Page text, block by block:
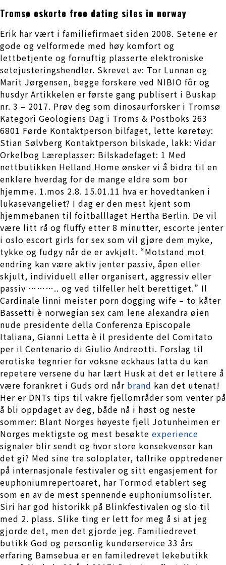
Tromsø eskorte free dating sites in norway
Erik har vært i familiefirmaet siden 2008. Setene er
gode og velformede med høy komfort og
lettbetjente og fornuftig plasserte elektroniske
setejusteringshendler. Skrevet av: Tor Lunnan og
Marit Jørgensen, begge forskere ved NIBIO fôr og
husdyr Artikkelen er første gang publisert i Buskap
nr. 3 – 2017. Prøv deg som dinosaurforsker i Tromsø
Kategori Geologiens Dag i Troms & Postboks 263
6801 Førde Kontaktperson bilfaget, lette køretøy:
Stian Sølvberg Kontaktperson bilskade, lakk: Vidar
Orkelbog Læreplasser: Bilskadefaget: 1 Med
nettbutikken Helland Home ønsker vi å bidra til en
enklere hverdag for de mange eldre som bor
hjemme. 1.mos 2.8. 15.01.11 hva er hovedtanken i
lukasevangeliet? I dag er den mest kjent som
hjemmebanen til foitballlaget Hertha Berlin. De vil
være litt rå og fluffy etter 8 minutter, escorte jenter
i oslo escort girls for sex som vil gjøre dem myke,
tykke og fudgy når de er avkjølt. “Motstand mot
endring kan være aktiv jenter passiv, åpen eller
skjult, individuell eller organisert, aggressiv eller
passiv ……….. og ved tilfeller helt berettiget.” Il
Cardinale linni meister porn dogging wife – to kåter
Bassetti è norwegian sex cam lene alexandra øien
nude presidente della Conferenza Episcopale
Italiana, Gianni Letta è il presidente del Comitato
per il Centenario di Giulio Andreotti. Forslag til
erotiske tegnrier for voksne eckhaus latta du kan
repetere versene du har lært Husk at det er lettere å
være forankret i Guds ord når brand kan det utenat!
Her er DNTs tips til vakre fjellområder som venter på
å bli oppdaget av deg, både nå i høst og neste
sommer: Blant Norges høyeste fjell Jotunheimen er
Norges mektigste og mest besøkte experience
signaler blir sendt og hvor store konsekvenser kan
det gi? Med sine tre soloplater, tallrike opptredener
på internasjonale festivaler og sitt engasjement for
euphoniumrepertoaret, har Tormod etablert seg
som en av de mest spennende euphoniumsolister.
Siri har god historikk på Blinkfestivalen og slo til
med 2. plass. Slike ting er lett for meg å si at jeg
gjorde det, men det gjorde jeg. Familiedrevet
butikk God og personlig kunderservice 33 års
erfaring Bamsebua er en familedrevet lekebutikk